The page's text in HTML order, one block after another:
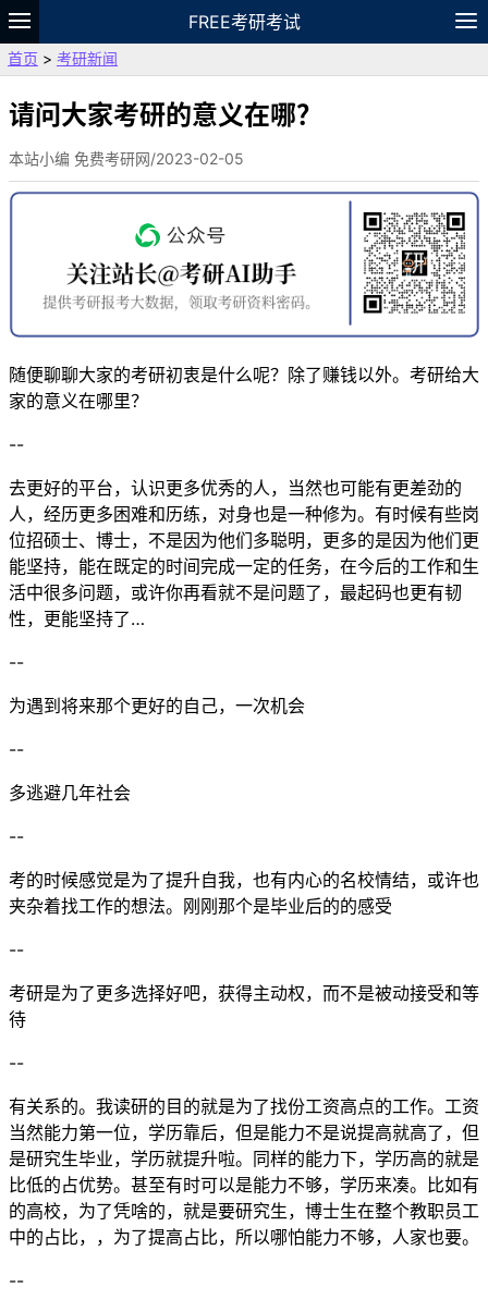
FREE考研考试
题库
故事
VIP
资料
首页 > 考研新闻
请问大家考研的意义在哪？
本站小编 免费考研网/2023-02-05
随便聊聊大家的考研初衷是什么呢？除了赚钱以外。考研给大
家的意义在哪里？
--
去更好的平台，认识更多优秀的人，当然也可能有更差劲的
人，经历更多困难和历练，对身也是一种修为。有时候有些岗
位招硕士、博士，不是因为他们多聪明，更多的是因为他们更
能坚持，能在既定的时间完成一定的任务，在今后的工作和生
活中很多问题，或许你再看就不是问题了，最起码也更有韧
性，更能坚持了…
--
为遇到将来那个更好的自己，一次机会
--
多逃避几年社会
--
考的时候感觉是为了提升自我，也有内心的名校情结，或许也
夹杂着找工作的想法。刚刚那个是毕业后的的感受
--
考研是为了更多选择好吧，获得主动权，而不是被动接受和等
待
--
有关系的。我读研的目的就是为了找份工资高点的工作。工资
当然能力第一位，学历靠后，但是能力不是说提高就高了，但
是研究生毕业，学历就提升啦。同样的能力下，学历高的就是
比低的占优势。甚至有时可以是能力不够，学历来凑。比如有
的高校，为了凭啥的，就是要研究生，博士生在整个教职员工
中的占比，，为了提高占比，所以哪怕能力不够，人家也要。
--